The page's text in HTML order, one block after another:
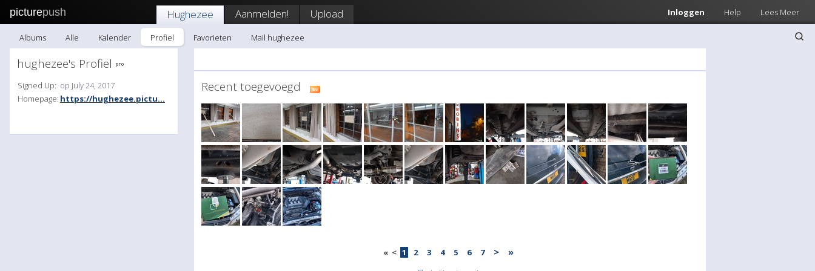
picturepush Inloggen Help Lees Meer
Hughezee Aanmelden! Upload
Albums Alle Kalender Profiel Favorieten Mail hughezee
hughezee's Profiel
Signed Up: op July 24, 2017
Homepage: https://hughezee.pictu...
Recent toegevoegd
« < 1 2 3 4 5 6 7 > »